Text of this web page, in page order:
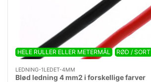
HELE RULLER ELLER METERMÅL RØD / SORT
LEDNING-1LEDET-4MM
Blød ledning 4 mm2 i forskellige farver